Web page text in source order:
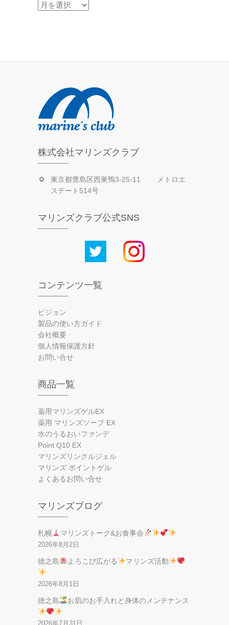
過
日
株式会社マリンズクラブ
東京都豊島区西巣鴨3-25-11 メトロエ
ステート514号
マリンズクラブ公式SNS
コンテンツ一覧
ビジョン
製品の使い方ガイド
会社概要
個人情報保護方針
お問い合せ
商品一覧
薬用マリンズゲルEX
薬用 マリンズソープ EX
水のうるおいファンデ
Point Q10 EX
マリンズリンクルジェル
マリンズ ポイントゲル
よくあるお問い合せ
マリンズブログ
札幌 マリンズトーク&お食事会
2026年8月2日
徳之島 よろこび広がる マリンズ活動
2026年8月1日
徳之島 お肌のお手入れと身体のメンテナンス
2026年7月31日